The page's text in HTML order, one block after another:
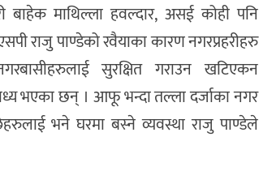
बाहेक माथिल्ला हवल्दार, असई कोही पनि
राजु पाण्डेको रवैयाका कारण नगरप्रहरीहरु
सुरक्षित गराउन खटिएकन
भएका छन् । आफू भन्दा तल्ला दर्जाका नगर
भने घरमा बस्ने व्यवस्था राजु पाण्डेले